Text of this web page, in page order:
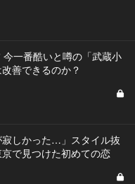
一番酷いと噂の「武蔵小
善できるのか？
寂しかった…」スタイル抜
で見つけた初めての恋